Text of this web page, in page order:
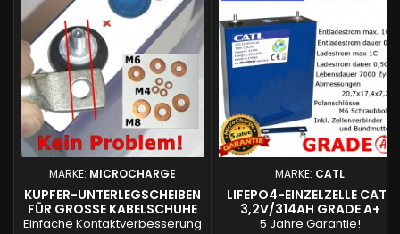
MARKE: MICROCHARGE
KUPFER-UNTERLEGSCHEIBEN
FÜR GROSSE KABELSCHUHE
Einfache Kontaktverbesserung
MARKE: CATL
LIFEPO4-EINZELZELLE CATL
3,2V/314AH GRADE A+
5 Jahre Garantie!